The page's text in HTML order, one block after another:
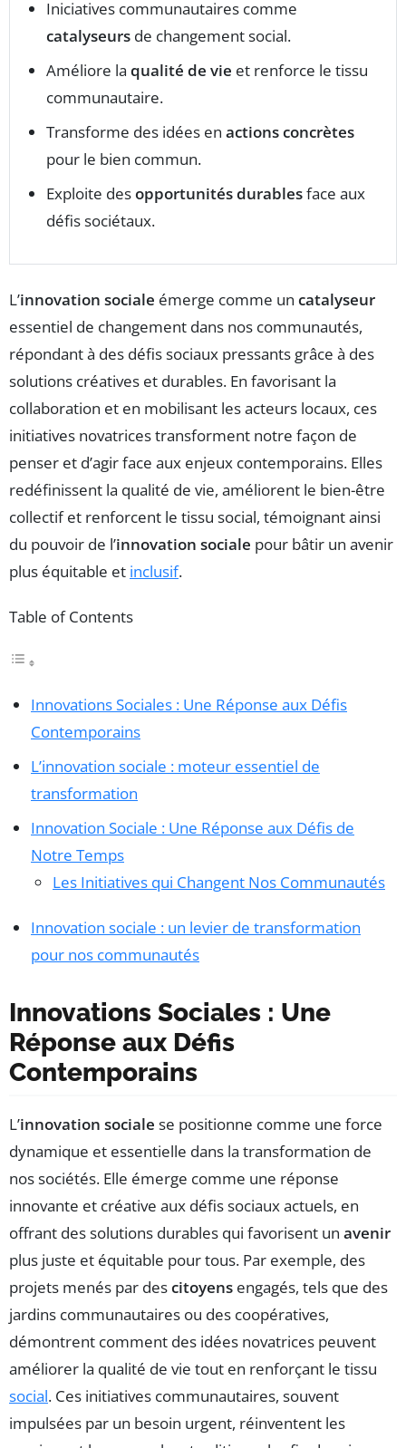
Iniciatives communautaires comme
catalyseurs de changement social.
Améliore la qualité de vie et renforce le tissu
communautaire.
Transforme des idées en actions concrètes
pour le bien commun.
Exploite desopportunités durablesface aux
défis sociétaux.
L’innovation sociale émerge comme un catalyseur
essentiel de changement dans nos communautés,
répondant à des défis sociaux pressants grâce à des
solutions créatives et durables. En favorisant la
collaboration et en mobilisant les acteurs locaux, ces
initiatives novatrices transforment notre façon de
penser et d’agir face aux enjeux contemporains. Elles
redéfinissent la qualité de vie, améliorent le bien-être
collectif et renforcent le tissu social, témoignant ainsi
du pouvoir de l’innovation sociale pour bâtir un avenir
plus équitable et inclusif.
Table of Contents
Innovations Sociales : Une Réponse aux Défis
Contemporains
L’innovation sociale : moteur essentiel de
transformation
Innovation Sociale : Une Réponse aux Défis de
Notre Temps
Les Initiatives qui Changent Nos Communautés
Innovation sociale : un levier de transformation
pour nos communautés
Innovations Sociales : Une
Réponse aux Défis
Contemporains
L’innovation sociale se positionne comme une force
dynamique et essentielle dans la transformation de
nos sociétés. Elle émerge comme une réponse
innovante et créative aux défis sociaux actuels, en
offrant des solutions durables qui favorisent un avenir
plus juste et équitable pour tous. Par exemple, des
projets menés par descitoyens engagés, tels que des
jardins communautaires ou des coopératives,
démontrent comment des idées novatrices peuvent
améliorer la qualité de vie tout en renforçant le tissu
social. Ces initiatives communautaires, souvent
impulsées par un besoin urgent, réinventent les